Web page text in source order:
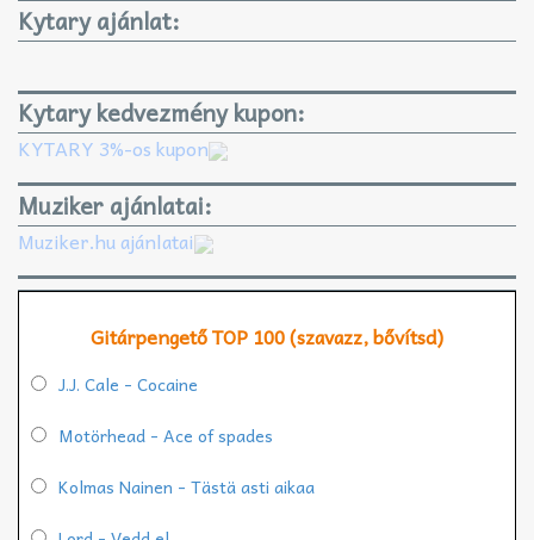
Kytary ajánlat:
Kytary kedvezmény kupon:
KYTARY 3%-os kupon
Muziker ajánlatai:
Muziker.hu ajánlatai
Gitárpengető TOP 100 (szavazz, bővítsd)
J.J. Cale - Cocaine
Motörhead - Ace of spades
Kolmas Nainen - Tästä asti aikaa